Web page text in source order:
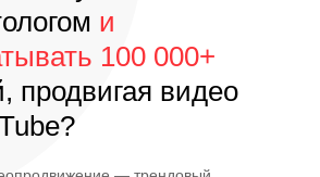
и
100 000+
продвигая видео